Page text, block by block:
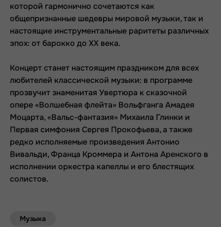
которой гармонично сочетаются как
общепризнанные шедевры мировой музыки, так и
настоящие инструментальные раритеты различных
эпох: от барокко до XX века.
Концерт станет настоящим праздником для всех
любителей классической музыки: в программе
прозвучит знаменитая Увертюра к сказочной
опере «Волшебная флейта» Вольфганга Амадея
Моцарта, «Вальс-фантазия» Михаила Глинки и
Первая симфония Сергея Прокофьева, а также
редко исполняемые произведения Антонио
Вивальди, Франца Кроммера и Антона Аренского в
исполнении оркестра капеллы и его блестящих
солистов.
Музыка